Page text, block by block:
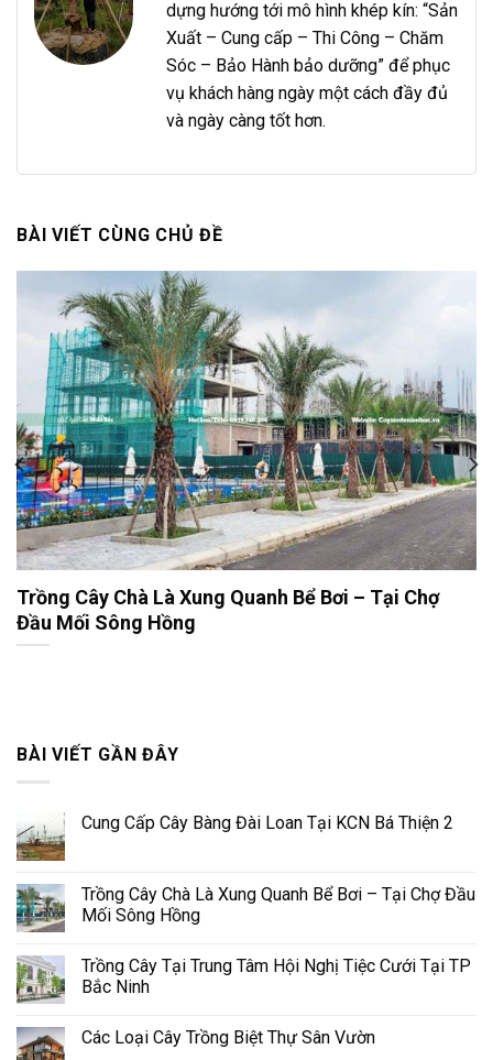
dựng hướng tới mô hình khép kín: “Sản
Xuất – Cung cấp – Thi Công – Chăm
Sóc – Bảo Hành bảo dưỡng” để phục
vụ khách hàng ngày một cách đầy đủ
và ngày càng tốt hơn.
BÀI VIẾT CÙNG CHỦ ĐỀ
Trồng Cây Chà Là Xung Quanh Bể Bơi – Tại Chợ
Đầu Mối Sông Hồng
BÀI VIẾT GẦN ĐÂY
Cung Cấp Cây Bàng Đài Loan Tại KCN Bá Thiện 2
Trồng Cây Chà Là Xung Quanh Bể Bơi – Tại Chợ Đầu
Mối Sông Hồng
Trồng Cây Tại Trung Tâm Hội Nghị Tiệc Cưới Tại TP
Bắc Ninh
Các Loại Cây Trồng Biệt Thự Sân Vườn